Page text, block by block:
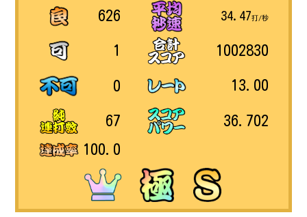
626
1
0
67
100.0
34.47打/秒
1002830
13.00
36.702